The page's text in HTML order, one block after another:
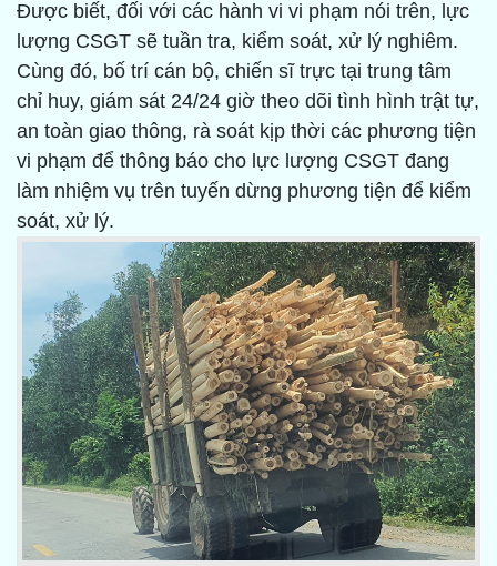
Được biết, đối với các hành vi vi phạm nói trên, lực
lượng CSGT sẽ tuần tra, kiểm soát, xử lý nghiêm.
Cùng đó, bố trí cán bộ, chiến sĩ trực tại trung tâm
chỉ huy, giám sát 24/24 giờ theo dõi tình hình trật tự,
an toàn giao thông, rà soát kịp thời các phương tiện
vi phạm để thông báo cho lực lượng CSGT đang
làm nhiệm vụ trên tuyến dừng phương tiện để kiểm
soát, xử lý.